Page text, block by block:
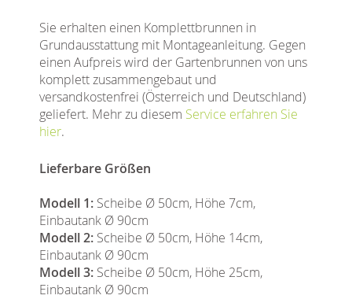
Sie erhalten einen Komplettbrunnen in
Grundausstattung mit Montageanleitung. Gegen
einen Aufpreis wird der Gartenbrunnen von uns
komplett zusammengebaut und
versandkostenfrei (Österreich und Deutschland)
geliefert. Mehr zu diesem Service erfahren Sie
hier.
Lieferbare Größen
Modell 1: Scheibe Ø 50cm, Höhe 7cm,
Einbautank Ø 90cm
Modell 2: Scheibe Ø 50cm, Höhe 14cm,
Einbautank Ø 90cm
Modell 3: Scheibe Ø 50cm, Höhe 25cm,
Einbautank Ø 90cm